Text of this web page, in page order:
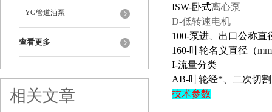
YG管道油泵
查看更多
相关文章
ISW-卧式离心泵
D-低转速电机
100-泵进、出口公称直
160-叶轮名义直径（mm
I-流量分类
AB-叶轮经*、二次切割
技术参数